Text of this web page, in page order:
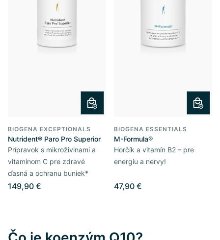
BIOGENA EXCEPTIONALS
Nutrident® Paro Pro Superior
Prípravok s mikroživinami a
vitamínom C pre zdravé
ďasná a ochranu buniek*
149,90 €
BIOGENA ESSENTIALS
M-Formula®
Horčík a vitamín B2 – pre
energiu a nervy!
47,90 €